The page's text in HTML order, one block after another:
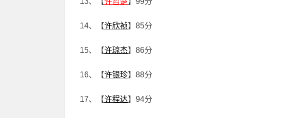
14、【许欣祯】85分
15、【许琼杰】86分
16、【许银珍】88分
17、【许程达】94分